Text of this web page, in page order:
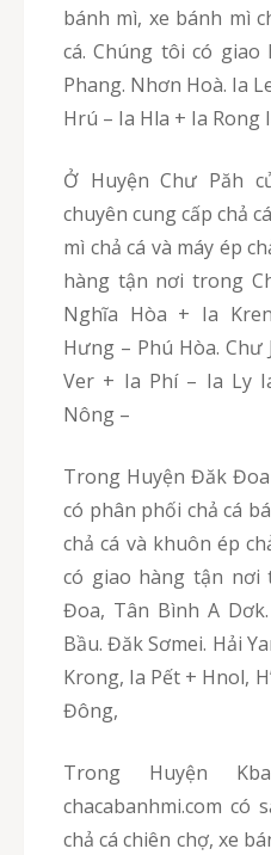
bánh mì, xe bánh mì
cá. Chúng tôi có
Phang. Nhơn Hoà. Ia
Hrú – Ia Hla + Ia Rong
Ở Huyện Chư Păh của Gia Lai, chúng tôi
chuyên cung cấp chả
mì chả cá và máy ép
hàng tận nơi trong
Nghĩa Hòa + Ia
Hưng – Phú Hòa.
Ver + Ia Phí – Ia Ly
Nông –
Trong Huyện Đăk Đoa của Gia Lai, chúng tôi
có phân phối chả cá
chả cá và khuôn ép
có giao hàng tận nơi
Đoa, Tân Bình A
Bầu. Đăk Sơmei. Hải
Krong, Ia Pết + Hnol,
Đông,
Trong Huyện Kbang của Gia Lai,
chacabanhmi.com có
chả cá chiên chợ, xe